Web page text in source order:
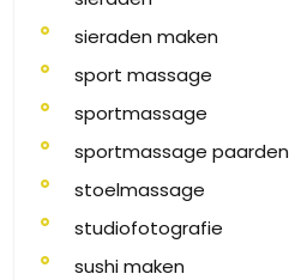
sieraden maken
sport massage
sportmassage
sportmassage paarden
stoelmassage
studiofotografie
sushi maken